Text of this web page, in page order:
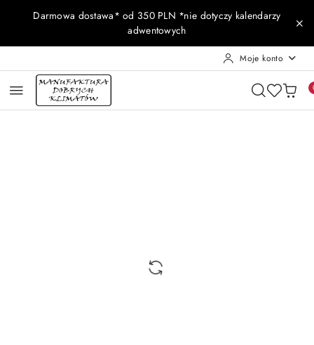
Przejdź do treści głównej
Przejdź do wyszukiwarki
Przejdź do moje konto
Przejdź do menu głównego
Przejdź do opisu produktu
Przejdź do stopki
Darmowa dostawa* od 350 PLN *nie dotyczy kalendarzy
adwentowych
Moje konto